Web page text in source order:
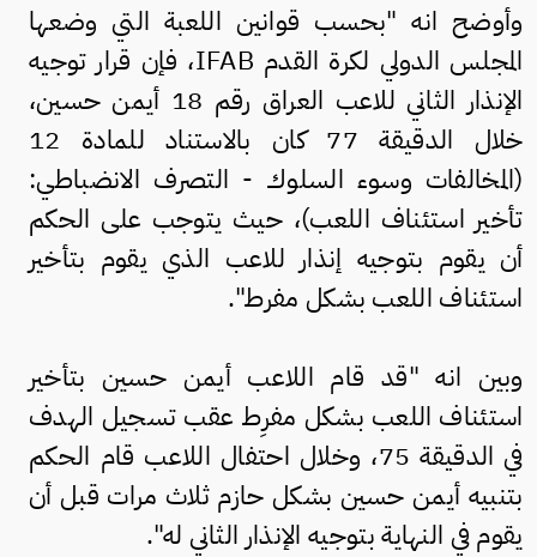
وأوضح انه "بحسب قوانين اللعبة التي وضعها
المجلس الدولي لكرة القدم IFAB، فإن قرار توجيه
الإنذار الثاني للاعب العراق رقم 18 أيمن حسين،
خلال الدقيقة 77 كان بالاستناد للمادة 12
(المخالفات وسوء السلوك - التصرف الانضباطي:
تأخير استئناف اللعب)، حيث يتوجب على الحكم
أن يقوم بتوجيه إنذار للاعب الذي يقوم بتأخير
استئناف اللعب بشكل مفرط".
وبين انه "قد قام اللاعب أيمن حسين بتأخير
استئناف اللعب بشكل مفرِط عقب تسجيل الهدف
في الدقيقة 75، وخلال احتفال اللاعب قام الحكم
بتنبيه أيمن حسين بشكل حازم ثلاث مرات قبل أن
يقوم في النهاية بتوجيه الإنذار الثاني له".